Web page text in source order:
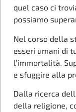
quel caso ci
possiamo
Nel corso della
esseri umani di
l’immortalità.
e sfuggire alla
Dalla ricerca
della religione,